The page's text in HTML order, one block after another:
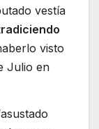
vestía
visto
Julio en